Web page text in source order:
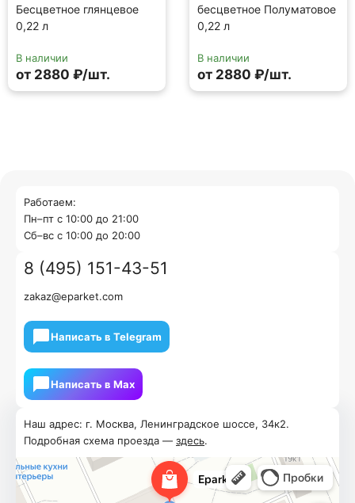
Бесцветное глянцевое
0,22 л
В наличии
от 2880 ₽/шт.
бесцветное Полуматовое
0,22 л
В наличии
от 2880 ₽/шт.
Наш адрес: г. Москва, Ленинградское шоссе, 34к2.
Подробная схема проезда — здесь.
Работаем:
Пн–пт с 10:00 до 21:00
Cб–вс с 10:00 до 20:00
8 (495) 151-43-51
zakaz@eparket.com
Написать в Telegram
Написать в Мах